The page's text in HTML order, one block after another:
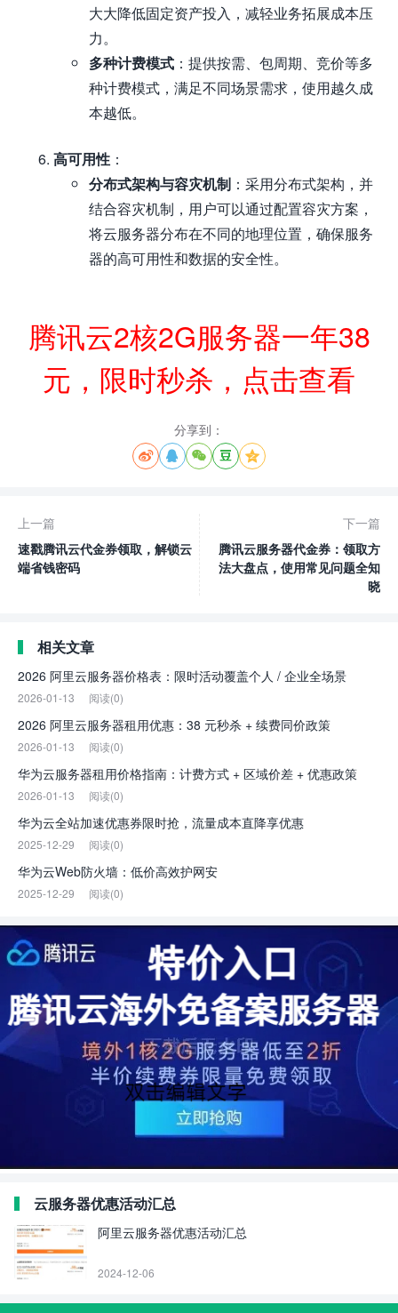
大大降低固定资产投入，减轻业务拓展成本压
力。
多种计费模式 ：提供按需、包周期、竞价等多
种计费模式，满足不同场景需求，使用越久成
本越低。
高可用性 ：
分布式架构与容灾机制 ：采用分布式架构，并
结合容灾机制，用户可以通过配置容灾方案，
将云服务器分布在不同的地理位置，确保服务
器的高可用性和数据的安全性。
腾讯云2核2G服务器一年38
元，限时秒杀，点击查看
分享到：
    
上一篇
速戳腾讯云代金券领取，解锁云
端省钱密码
下一篇
腾讯云服务器代金券：领取方
法大盘点，使用常见问题全知
晓
相关文章
2026 阿里云服务器价格表：限时活动覆盖个人 / 企业全场景
2026-01-13 阅读(0)
2026 阿里云服务器租用优惠：38 元秒杀 + 续费同价政策
2026-01-13 阅读(0)
华为云服务器租用价格指南：计费方式 + 区域价差 + 优惠政策
2026-01-13 阅读(0)
华为云全站加速优惠券限时抢，流量成本直降享优惠
2025-12-29 阅读(0)
华为云Web防火墙：低价高效护网安
2025-12-29 阅读(0)
云服务器优惠活动汇总
阿里云服务器优惠活动汇总
2024-12-06